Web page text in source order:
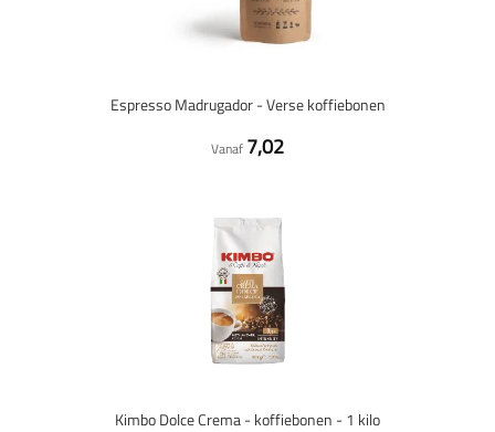
Espresso Madrugador - Verse koffiebonen
Vanaf 7,02
Kimbo Dolce Crema - koffiebonen - 1 kilo